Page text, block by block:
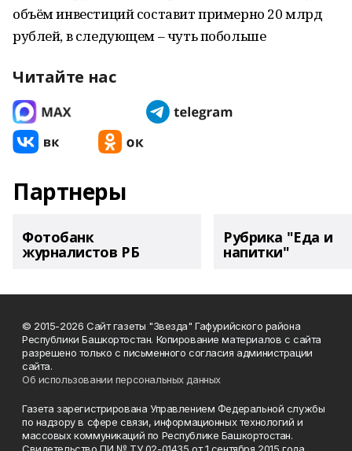
объём инвестиций составит примерно 20 млрд
рублей, в следующем – чуть побольше
Читайте нас
Партнеры
Фотобанк
журналистов РБ
Рубрика "Еда и
напитки"
© 2015-2026 Сайт газеты "Звезда" Гафурийского района
Республики Башкортостан. Копирование материалов с сайта
разрешено только с письменного согласия администрации
сайта.
Об использовании персональных данных
Газета зарегистрирована Управлением Федеральной службы
по надзору в сфере связи, информационных технологий и
массовых коммуникаций по Республике Башкортостан.